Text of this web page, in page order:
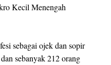
Kecil Menengah
sebagai ojek dan sopir
sebanyak 212 orang